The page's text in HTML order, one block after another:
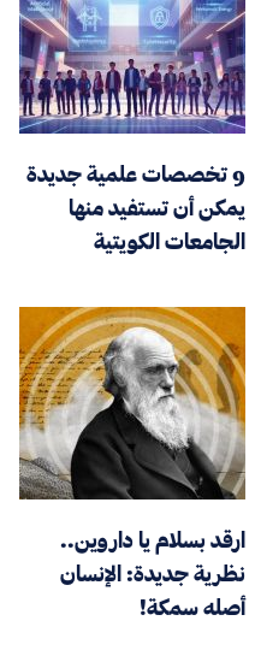
9 تخصصات علمية جديدة
يمكن أن تستفيد منها
الجامعات الكويتية
ارقد بسلام يا داروين..
نظرية جديدة: الإنسان
أصله سمكة!